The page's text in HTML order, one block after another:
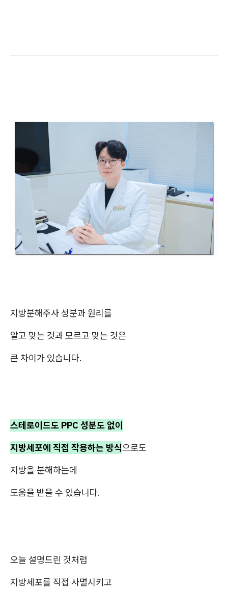
지방분해주사 성분과 원리를
알고 맞는 것과 모르고 맞는 것은
큰 차이가 있습니다.
스테로이드도 PPC 성분도 없이
지방세포에 직접 작용하는 방식으로도
지방을 분해하는데
도움을 받을 수 있습니다.
오늘 설명드린 것처럼
지방세포를 직접 사멸시키고